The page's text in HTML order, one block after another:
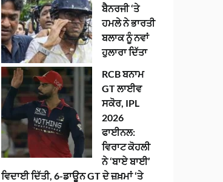
ਬੈਨਰਜੀ ‘ਤੇ
ਹਮਲੇ ਨੇ ਭਾਰਤੀ
ਬਲਾਕ ਨੂੰ ਨਵਾਂ
ਹੁਲਾਰਾ ਦਿੱਤਾ
RCB ਬਨਾਮ
GT ਲਾਈਵ
ਸਕੋਰ, IPL
2026
ਫਾਈਨਲ:
ਵਿਰਾਟ ਕੋਹਲੀ
ਨੇ ‘ਬਾਏ ਬਾਈ’
ਵਿਦਾਈ ਦਿੱਤੀ, 6-ਡਾਊਨ GT ਦੇ ਜ਼ਖ਼ਮਾਂ ‘ਤੇ